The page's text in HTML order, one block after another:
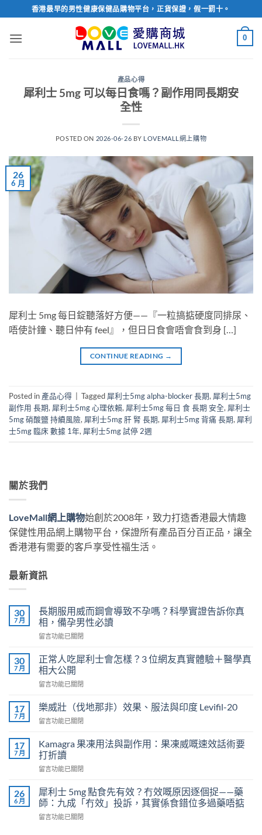
to
content
香港最早的男性健康保健品購物平台，正貨保證，假一罰十。
0
產品心得
犀利士 5mg 可以每日食嗎？副作用同長期安
全性
POSTED ON 2026-06-26 BY LOVEMALL網上購物
26
6 月
犀利士 5mg 每日錠聽落好方便——『一粒搞掂硬度同排尿、
唔使計鐘、聽日仲有 feel』，但日日食會唔會食到身 […]
CONTINUE READING →
Posted in 產品心得 Tagged 犀利士5mg alpha-blocker 長期, 犀利士5mg
副作用 長期, 犀利士5mg 心理依賴, 犀利士5mg 每日 食 長期 安全, 犀利士
5mg 硝酸鹽 持續風險, 犀利士5mg 肝 腎 長期, 犀利士5mg 背痛 長期, 犀利
士5mg 臨床 數據 1年, 犀利士5mg 試停 2週
關於我們
LoveMall網上購物始創於2008年，致力打造香港最大情趣
保健性用品網上購物平台，保證所有產品百分百正品，讓全
香港港有需要的客戶享受性福生活。
最新資訊
30
7 月
長期服用威而鋼會導致不孕嗎？科學實證告訴你真
相，備孕男性必讀
在
期
服
用
威
鋼
導
不
孕
嗎？
實
證
告
留言功能已關閉
30
7 月
正常人吃犀利士會怎樣？3 位網友真實體驗＋醫學真
相大公開
在
常
人
吃
利
士
怎
3
位
網
留言功能已關閉
17
7 月
樂威壯（伐地那非）效果、服法與印度 Levifil-20
在
威
壯
（伐
地
非）
效
果、
服
留言功能已關閉
17
7 月
Kamagra 果凍用法與副作用：果凍威嘅速效話術要
打折讀
在
果
凍
用
法
留言功能已關閉
26
6 月
犀利士 5mg 點食先有效？冇效嘅原因逐個捉——藥
師：九成「冇效」投訴，其實係食錯位多過藥唔掂
在
留言功能已關閉